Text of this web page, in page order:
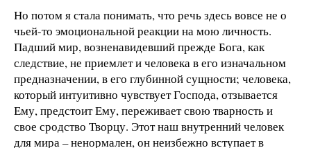
Но потом я стала понимать, что речь здесь вовсе не о
чьей-то эмоциональной реакции на мою личность.
Падший мир, возненавидевший прежде Бога, как
следствие, не приемлет и человека в его изначальном
предназначении, в его глубинной сущности; человека,
который интуитивно чувствует Господа, отзывается
Ему, предстоит Ему, переживает свою тварность и
свое сродство Творцу. Этот наш внутренний человек
для мира – ненормален, он неизбежно вступает в